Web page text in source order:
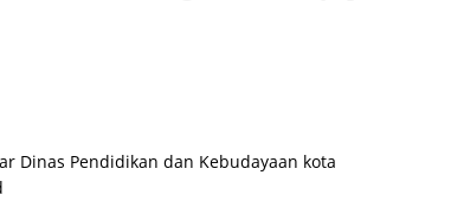
Dinas Pendidikan dan Kebudayaan kota